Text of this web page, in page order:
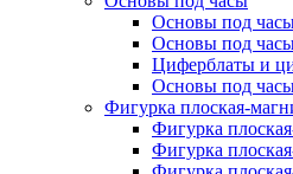
Основы под
Основы под
Циферблаты и
Основы под
Фигурка плоская-
Фигурка
Фигурка